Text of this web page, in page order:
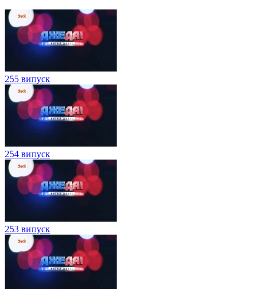
255 випуск
254 випуск
253 випуск